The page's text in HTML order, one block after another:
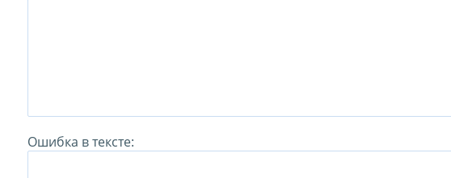
Ошибка в тексте: